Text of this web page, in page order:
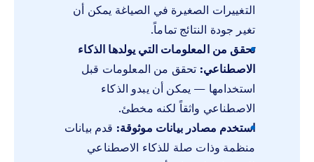
التغييرات الصغيرة في الصياغة يمكن أن
تغير جودة النتائج تماماً.
تحقق من المعلومات التي يولدها الذكاء
الاصطناعي: تحقق من المعلومات قبل
استخدامها — يمكن أن يبدو الذكاء
الاصطناعي واثقاً لكنه مخطئ.
استخدم مصادر بيانات موثوقة: قدم بيانات
منظمة وذات صلة للذكاء الاصطناعي